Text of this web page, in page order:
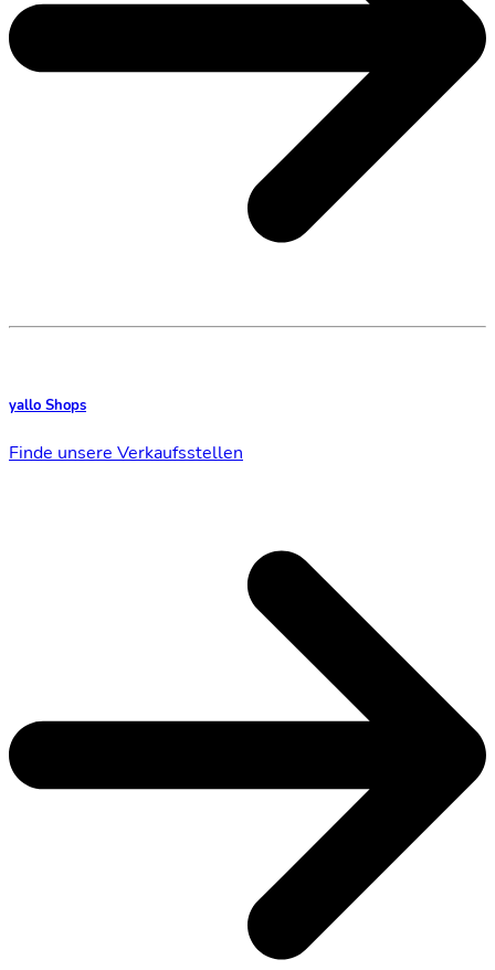
yallo Shops
Finde unsere Verkaufsstellen